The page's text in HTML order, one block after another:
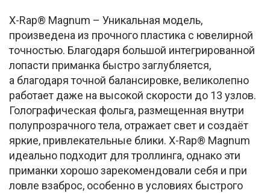
X-Rap® Magnum – Уникальная модель,
произведена из прочного пластика с ювелирной
точностью. Благодаря большой интегрированной
лопасти приманка быстро заглубляется,
а благодаря точной балансировке, великолепно
работает даже на высокой скорости до 13 узлов.
Голографическая фольга, размещенная внутри
полупрозрачного тела, отражает свет и создаёт
яркие, привлекательные блики. X-Rap® Magnum
идеально подходит для троллинга, однако эти
приманки хорошо зарекомендовали себя и при
ловле взаброс, особенно в условиях быстрого